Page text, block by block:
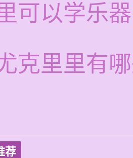
可以学乐器
克里里有
荐